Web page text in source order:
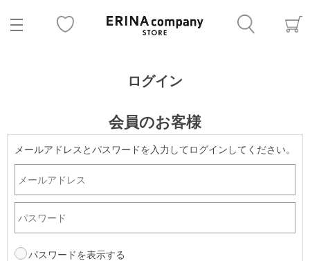
ログイン
会員のお客様
メールアドレスとパスワードを入力してログインしてください。
パスワードを表示する